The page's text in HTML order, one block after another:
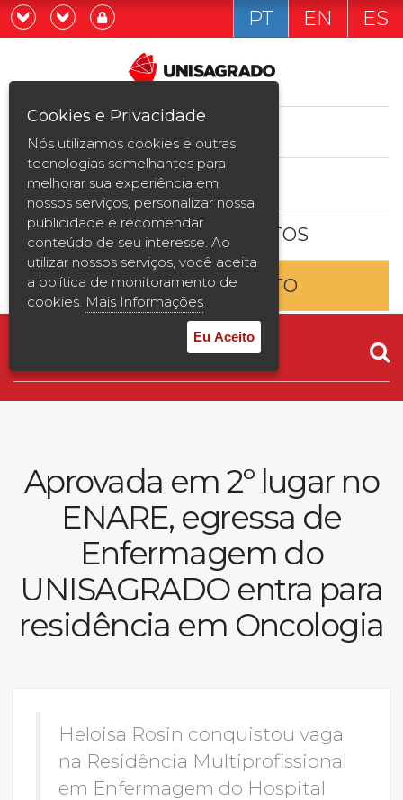
Graduação
Pós-graduação e MBA
Curta Duração
Vestibular
2ª Graduação
Transferência
Reingresso
Desconto de pontualidade
Biblioteca
Contatos
Calendário acadêmico
Já sou estudande
Quero ser estudante
PT EN ES
ESTUDE AQUI
BOLSAS E DESCONTOS
ENTRE EM CONTATO
Aprovada em 2º lugar no
ENARE, egressa de
Enfermagem do
UNISAGRADO entra para
residência em Oncologia
Heloisa Rosin conquistou vaga
na Residência Multiprofissional
em Enfermagem do Hospital
Cookies e Privacidade
Nós utilizamos cookies e outras
tecnologias semelhantes para
melhorar sua experiência em
nossos serviços, personalizar nossa
publicidade e recomendar
conteúdo de seu interesse. Ao
utilizar nossos serviços, você aceita
a política de monitoramento de
cookies. Mais Informações
Eu Aceito